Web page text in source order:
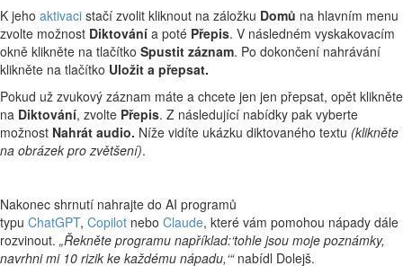
K jeho aktivaci stačí zvolit kliknout na záložku Domů na hlavním menu
zvolte možnost Diktování a poté Přepis. V následném vyskakovacím
okně klikněte na tlačítko Spustit záznam. Po dokončení nahrávání
klikněte na tlačítko Uložit a přepsat.
Pokud už zvukový záznam máte a chcete jen jen přepsat, opět klikněte
na Diktování, zvolte Přepis. Z následující nabídky pak vyberte
možnost Nahrát audio. Níže vidíte ukázku diktovaného textu (klikněte
na obrázek pro zvětšení).
Nakonec shrnutí nahrajte do AI programů
typu ChatGPT, Copilot nebo Claude, které vám pomohou nápady dále
rozvinout. „Řekněte programu například:‘tohle jsou moje poznámky,
navrhni mi 10 rizik ke každému nápadu,‘“ nabídl Dolejš.